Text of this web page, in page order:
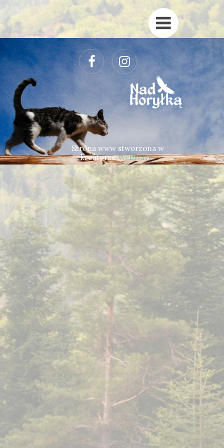
Strona www stworzona w
kreatorze WebWave.